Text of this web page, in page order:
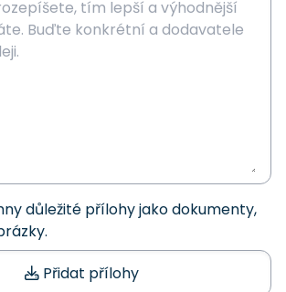
důležité přílohy jako dokumenty,
Přidat přílohy